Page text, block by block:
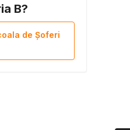
B?
de Șoferi